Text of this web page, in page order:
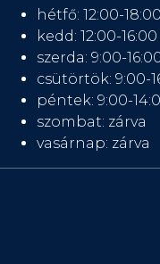
hétfő: 12:00-18:00
kedd: 12:00-16:00
szerda: 9:00-
csütörtök: 9:00-
péntek: 9:00-
szombat: zárva
vasárnap: zárva